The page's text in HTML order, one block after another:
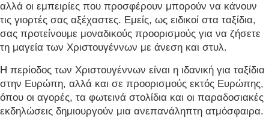
αλλά οι εμπειρίες που προσφέρουν μπορούν να κάνουν
τις γιορτές σας αξέχαστες. Εμείς, ως ειδικοί στα ταξίδια,
σας προτείνουμε μοναδικούς προορισμούς για να ζήσετε
τη μαγεία των Χριστουγέννων με άνεση και στυλ.
Η περίοδος των Χριστουγέννων είναι η ιδανική για ταξίδια
στην Ευρώπη, αλλά και σε προορισμούς εκτός Ευρώπης,
όπου οι αγορές, τα φωτεινά στολίδια και οι παραδοσιακές
εκδηλώσεις δημιουργούν μια ανεπανάληπτη ατμόσφαιρα.